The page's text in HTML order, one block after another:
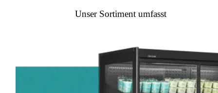
Unser Sortiment umfasst